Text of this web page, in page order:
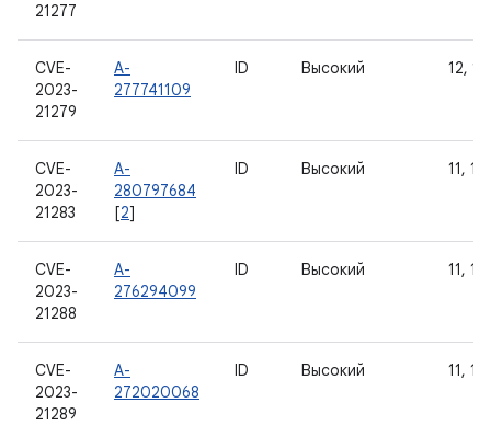
21277
CVE-
2023-
21279
A-
277741109
ID Высокий 12,
CVE-
2023-
21283
A-
280797684
[2]
ID Высокий 11,
CVE-
2023-
21288
A-
276294099
ID Высокий 11,
CVE-
2023-
21289
A-
272020068
ID Высокий 11,